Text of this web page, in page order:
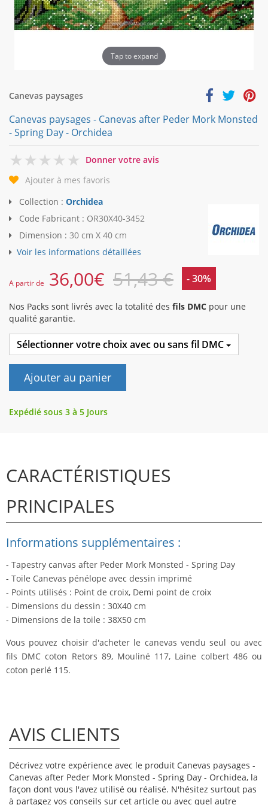
Tap to expand
Canevas paysages
Canevas paysages - Canevas after Peder Mork Monsted
- Spring Day - Orchidea
0
Donner votre avis
Ajouter à mes favoris
Collection : Orchidea
Code Fabricant : OR30X40-3452
Dimension : 30 cm X 40 cm
Voir les informations détaillées
A partir de 36,00€ 51,43 € - 30%
Nos Packs sont livrés avec la totalité des fils DMC pour une
qualité garantie.
Sélectionner votre choix avec ou sans fil DMC
Ajouter au panier
Expédié sous 3 à 5 Jours
CARACTÉRISTIQUES
PRINCIPALES
Informations supplémentaires :
- Tapestry canvas after Peder Mork Monsted - Spring Day
- Toile Canevas pénélope avec dessin imprimé
- Points utilisés : Point de croix, Demi point de croix
- Dimensions du dessin : 30X40 cm
- Dimensions de la toile : 38X50 cm
Vous pouvez choisir d'acheter le canevas vendu seul ou avec
fils DMC coton Retors 89, Mouliné 117, Laine colbert 486 ou
coton perlé 115.
AVIS CLIENTS
Décrivez votre expérience avec le produit Canevas paysages -
Canevas after Peder Mork Monsted - Spring Day - Orchidea, la
façon dont vous l'avez utilisé ou réalisé. N'hésitez surtout pas
à partagez vos conseils sur cet article ou avec quel autre